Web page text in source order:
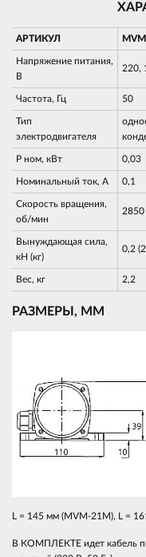
АРТИКУЛ
Напряжение питания,
В
220,
Частота, Гц 50
Тип
электродвигателя
Р ном, кВт 0,03
Номинальный ток, А 0,1
Скорость вращения,
об/мин
2850
Вынуждающая сила,
кН (кг)
0,2
Вес, кг 2,2
РАЗМЕРЫ, ММ
L = 145 мм (MVM-21M), L =
В КОМПЛЕКТЕ идет кабель